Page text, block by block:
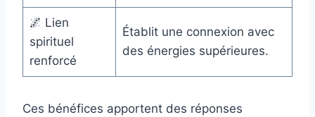
🌌 Lien
spirituel
renforcé
Établit une connexion avec
des énergies supérieures.
Ces bénéfices apportent des réponses